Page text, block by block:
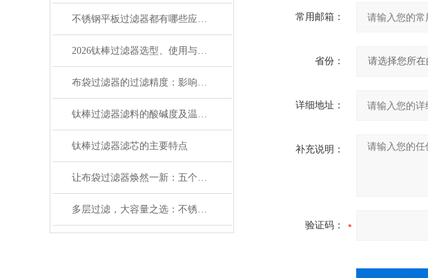
不锈钢平板过滤器都有哪些应用？
2026钛棒过滤器选型、使用与维护指南，一文读懂！
布袋过滤器的过滤精度：影响过滤效果的核心指标
钛棒过滤器滤料的酸碱度及温度会影响其过滤效果
钛棒过滤器滤芯的主要特点
让布袋过滤器焕然一新：五个专业清洗技巧分享
多层过滤，大容量之选：不锈钢多层板框过滤器的优势
常用邮箱：
省份：
详细地址：
补充说明：
验证码：